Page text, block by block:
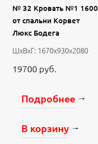
№ 32 Кровать №1 1600
от спальни Корвет
Люкс Бодега
ШхВхГ: 1670х930х2080
19700 руб.
Подробнее
В корзину